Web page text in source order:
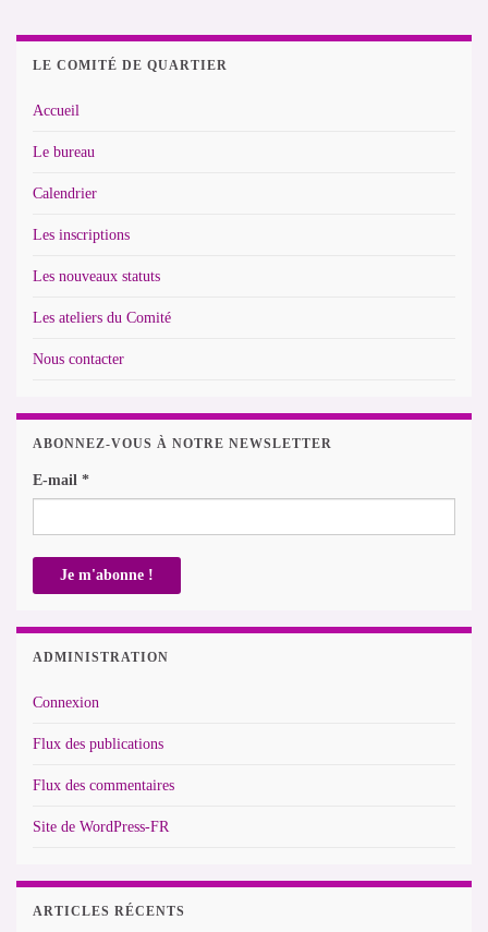
LE COMITÉ DE QUARTIER
Accueil
Le bureau
Calendrier
Les inscriptions
Les nouveaux statuts
Les ateliers du Comité
Nous contacter
ABONNEZ-VOUS À NOTRE NEWSLETTER
E-mail *
ADMINISTRATION
Connexion
Flux des publications
Flux des commentaires
Site de WordPress-FR
ARTICLES RÉCENTS